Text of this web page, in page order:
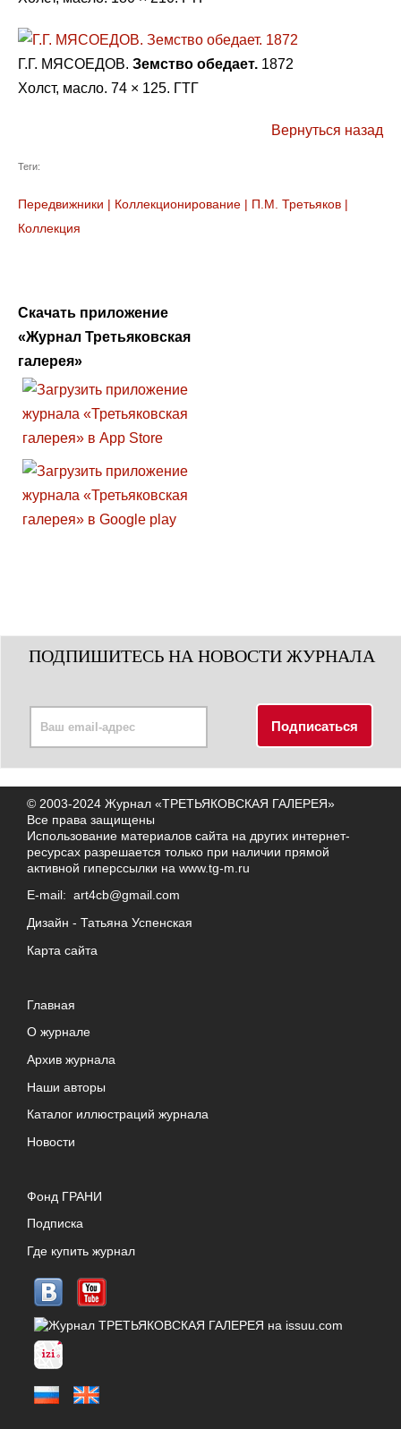
Г.Г. МЯСОЕДОВ. Земство обедает. 1872
Холст, масло. 74 × 125. ГТГ
Вернуться назад
Теги:
Передвижники | Коллекционирование | П.М. Третьяков |
Коллекция
Скачать приложение
«Журнал Третьяковская
галерея»
ПОДПИШИТЕСЬ НА НОВОСТИ ЖУРНАЛА
© 2003-2024 Журнал «ТРЕТЬЯКОВСКАЯ ГАЛЕРЕЯ»
Все права защищены
Использование материалов сайта на других интернет-
ресурсах разрешается только при наличии прямой
активной гиперссылки на www.tg-m.ru
E-mail: art4cb@gmail.com
Дизайн - Татьяна Успенская
Карта сайта
Главная
О журнале
Архив журнала
Наши авторы
Каталог иллюстраций журнала
Новости
Фонд ГРАНИ
Подписка
Где купить журнал